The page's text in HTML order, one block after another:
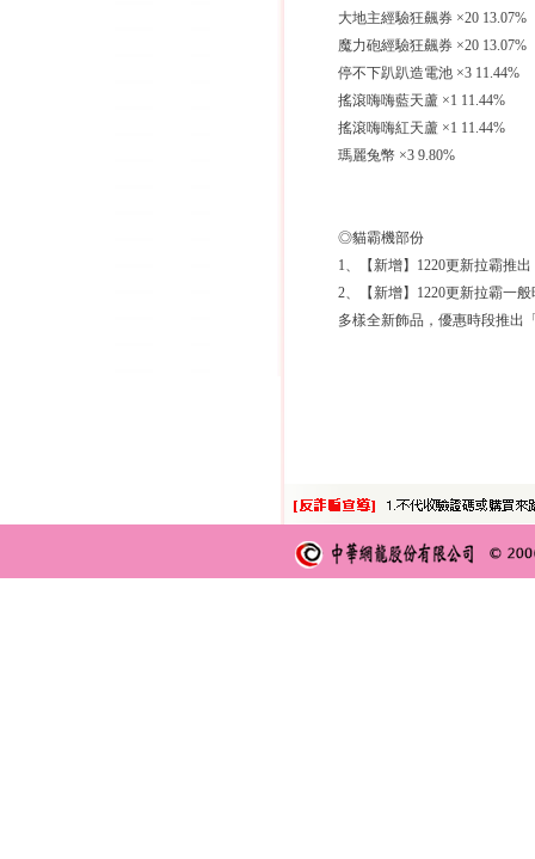
大地主經驗狂飆券 ×20 13.07%
魔力砲經驗狂飆券 ×20 13.07%
停不下趴趴造電池 ×3 11.44%
搖滾嗨嗨藍天蘆 ×1 11.44%
搖滾嗨嗨紅天蘆 ×1 11.44%
瑪麗兔幣 ×3 9.80%
◎貓霸機部份
1、【新增】1220更新拉霸推
2、【新增】1220更新拉霸一
多樣全新飾品，優惠時段推出